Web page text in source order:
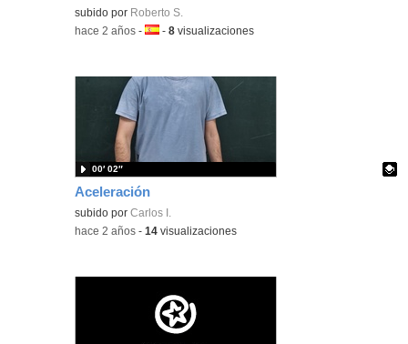
Contenido educativo.
subido por Roberto S.
-hace 2 años -Idioma:
-8 visualizaciones
Aceleración
Contenido educativo.
subido porCarlos I.
00′ 02″
-hace 2 años -14 visualizaciones